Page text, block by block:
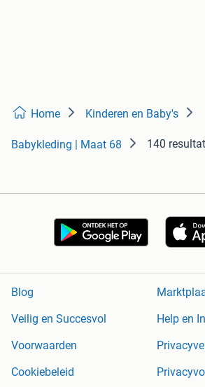
Home Kinderen en Baby's
Babykleding | Maat 68 140
Blog
Veilig en Succesvol
Help en
Voorwaarden
Cookiebeleid